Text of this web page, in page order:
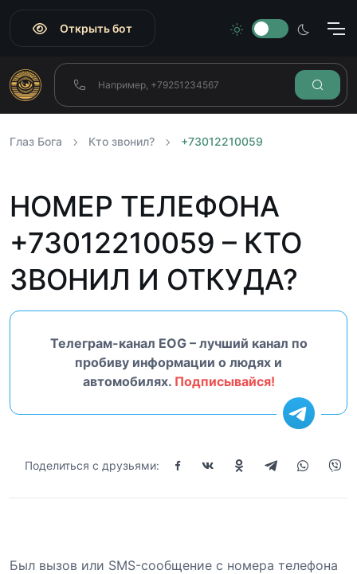
Открыть бот
Глаз Бога Кто звонил? +73012210059
НОМЕР ТЕЛЕФОНА
+73012210059 – КТО
ЗВОНИЛ И ОТКУДА?
Телеграм-канал EOG – лучший канал по
пробиву информации о людях и
автомобилях. Подписывайся!
Поделиться с друзьями:
Был вызов или SMS-сообщение с номера телефона